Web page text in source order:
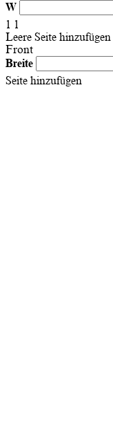
W
1 1
Leere Seite hinzufügen
Front
Breite
Seite hinzufügen